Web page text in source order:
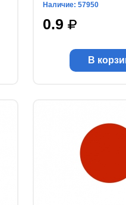
Наличие: 57950
0.9
В